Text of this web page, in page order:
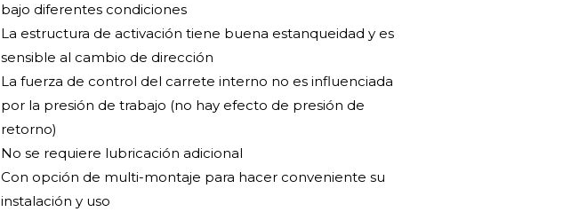
bajo diferentes condiciones
La estructura de activación tiene buena estanqueidad y es
sensible al cambio de dirección
La fuerza de control del carrete interno no es influenciada
por la presión de trabajo (no hay efecto de presión de
retorno)
No se requiere lubricación adicional
Con opción de multi-montaje para hacer conveniente su
instalación y uso